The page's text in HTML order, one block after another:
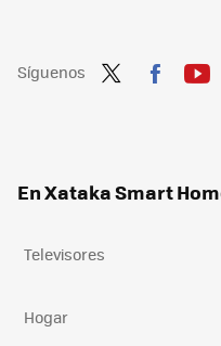
Síguenos
En Xataka Smart
Televisores
Hogar